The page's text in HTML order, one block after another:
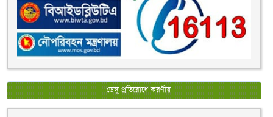
ডেঙ্গু প্রতিরোধে করণীয়